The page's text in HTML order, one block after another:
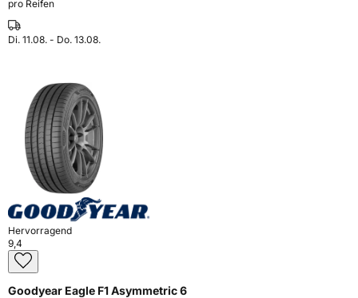
pro Reifen
Di. 11.08. - Do. 13.08.
Hervorragend
9,4
Goodyear Eagle F1 Asymmetric 6